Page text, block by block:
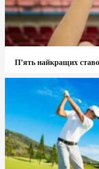
П’ять найкращих